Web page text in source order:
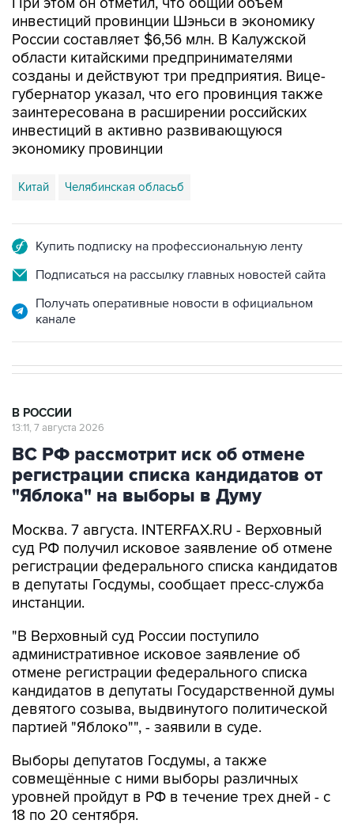
инвестиций провинции Шэньси в экономику
России составляет $6,56 млн. В Калужской
области китайскими предпринимателями
созданы и действуют три предприятия. Вице-
губернатор указал, что его провинция также
заинтересована в расширении российских
инвестиций в активно развивающуюся
экономику провинции
Китай Челябинская обласьб
Купить подписку на профессиональную ленту
Подписаться на рассылку главных новостей сайта
Получать оперативные новости в официальном
канале
В РОССИИ
13:11, 7 августа 2026
ВС РФ рассмотрит иск об отмене
регистрации списка кандидатов от
"Яблока" на выборы в Думу
Москва. 7 августа. INTERFAX.RU - Верховный
суд РФ получил исковое заявление об отмене
регистрации федерального списка кандидатов
в депутаты Госдумы, сообщает пресс-служба
инстанции.
"В Верховный суд России поступило
административное исковое заявление об
отмене регистрации федерального списка
кандидатов в депутаты Государственной думы
девятого созыва, выдвинутого политической
партией "Яблоко"", - заявили в суде.
Выборы депутатов Госдумы, а также
совмещённые с ними выборы различных
уровней пройдут в РФ в течение трех дней - с
18 по 20 сентября.